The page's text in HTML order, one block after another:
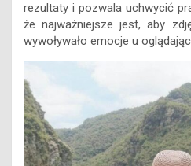
rezultaty i pozwala uchwycić
że najważniejsze jest, aby
wywoływało emocje u